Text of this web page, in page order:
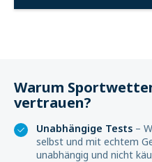
Warum
vertrauen?
Unabhängige Tests –
selbst und mit echtem
unabhängig und nicht